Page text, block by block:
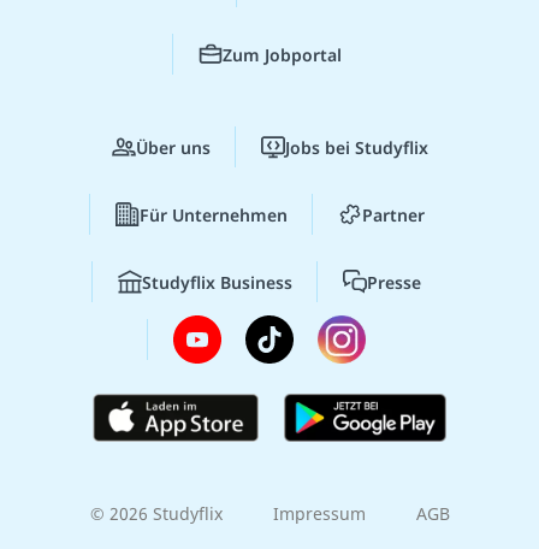
Zum Jobportal
Über uns Jobs bei Studyflix
Für Unternehmen Partner
Studyflix Business Presse
© 2026 Studyflix Impressum AGB